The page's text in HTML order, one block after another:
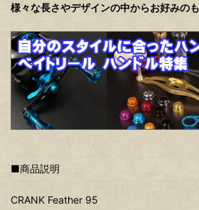
様々な長さやデザインの中からお好みのも
■商品説明
CRANK Feather 95